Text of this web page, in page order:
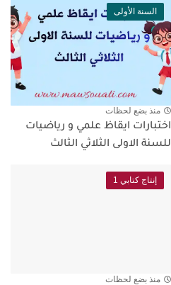
السنة الأولى
منذ بضع لحظات
اختبارات ايقاظ علمي و رياضيات
للسنة الاولى الثلاثي الثالث
إنتاج كتابي 1
منذ بضع لحظات